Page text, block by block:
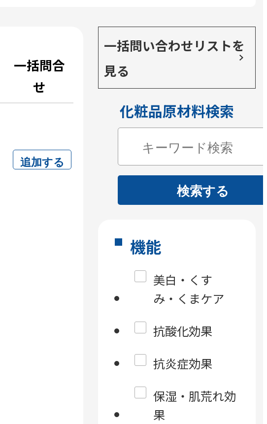
一括問合
せ
追加する
一括問い合わせリストを
見る
化粧品原材料検索
検索する
機能
美白・くす
み・くまケア
抗酸化効果
抗炎症効果
保湿・肌荒れ効
果